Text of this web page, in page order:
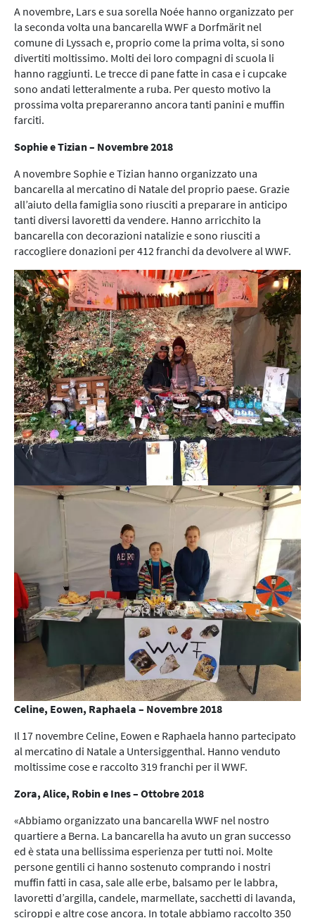
A novembre, Lars e sua sorella Noée hanno organizzato per
la seconda volta una bancarella WWF a Dorfmärit nel
comune di Lyssach e, proprio come la prima volta, si sono
divertiti moltissimo. Molti dei loro compagni di scuola li
hanno raggiunti. Le trecce di pane fatte in casa e i cupcake
sono andati letteralmente a ruba. Per questo motivo la
prossima volta prepareranno ancora tanti panini e muffin
farciti.
Sophie e Tizian – Novembre 2018
A novembre Sophie e Tizian hanno organizzato una
bancarella al mercatino di Natale del proprio paese. Grazie
all’aiuto della famiglia sono riusciti a preparare in anticipo
tanti diversi lavoretti da vendere. Hanno arricchito la
bancarella con decorazioni natalizie e sono riusciti a
raccogliere donazioni per 412 franchi da devolvere al WWF.
Celine, Eowen, Raphaela – Novembre 2018
Il 17 novembre Celine, Eowen e Raphaela hanno partecipato
al mercatino di Natale a Untersiggenthal. Hanno venduto
moltissime cose e raccolto 319 franchi per il WWF.
Zora, Alice, Robin e Ines– Ottobre 2018
«Abbiamo organizzato una bancarella WWF nel nostro
quartiere a Berna. La bancarella ha avuto un gran successo
ed è stata una bellissima esperienza per tutti noi. Molte
persone gentili ci hanno sostenuto comprando i nostri
muffin fatti in casa, sale alle erbe, balsamo per le labbra,
lavoretti d’argilla, candele, marmellate, sacchetti di lavanda,
sciroppi e altre cose ancora. In totale abbiamo raccolto 350